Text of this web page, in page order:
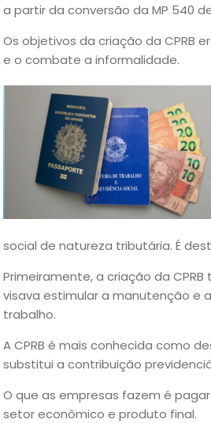
a partir da conversão da MP 540
Os objetivos da criação da CPRB
e o combate a informalidade.
social de natureza tributária. É
Primeiramente, a criação da
visava estimular a manutenção e
trabalho.
A CPRB é mais conhecida como
substitui a contribuição
O que as empresas fazem é
setor econômico e produto final.